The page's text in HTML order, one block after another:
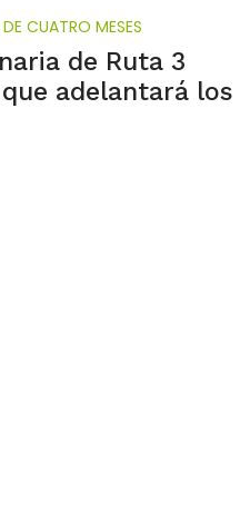
CUATRO MESES
de Ruta 3
adelantará los